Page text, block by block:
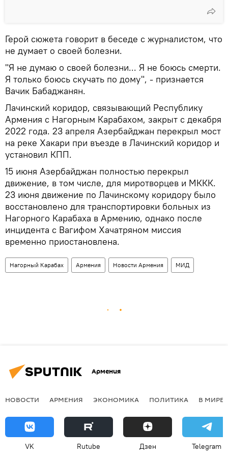
Герой сюжета говорит в беседе с журналистом, что
не думает о своей болезни.
"Я не думаю о своей болезни... Я не боюсь смерти.
Я только боюсь скучать по дому", - признается
Вачик Бабаджанян.
Лачинский коридор, связывающий Республику
Армения с Нагорным Карабахом, закрыт с декабря
2022 года. 23 апреля Азербайджан перекрыл мост
на реке Хакари при въезде в Лачинский коридор и
установил КПП.
15 июня Азербайджан полностью перекрыл
движение, в том числе, для миротворцев и МККК.
23 июня движение по Лачинскому коридору было
восстановлено для транспортировки больных из
Нагорного Карабаха в Армению, однако после
инцидента с Вагифом Хачатряном миссия
временно приостановлена.
Нагорный Карабах Армения Новости Армения МИД
Армения
НОВОСТИ АРМЕНИЯ ЭКОНОМИКА ПОЛИТИКА В МИРЕ
VK Rutube Дзен Telegram